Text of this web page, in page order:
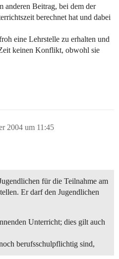
anderen Beitrag, bei dem der
berechnet hat und dabei
eine Lehrstelle zu erhalten und
keinen Konflikt, obwohl sie
2004 um 11:45
für die Teilnahme am
Er darf den Jugendlichen
Unterricht; dies gilt auch
berufsschulpflichtig sind,